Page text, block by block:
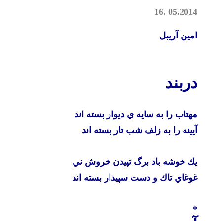
05.2014
.
16
امين آريبل
دربند
مهتاب را به سايه ي ديوار بسته اند
آيينه را به زلف شب تار بسته اند
يك خوشه باد برگ تپيدن خروش ني
غوغاي تاك و دست سپيدار بسته اند
*